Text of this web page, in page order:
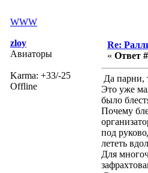
WWW
zloy
Авиаторы
Karma: +33/-25
Offline
Re:
« Ответ
Да парни,
Это уже
было
Почему
под
лететь
Для